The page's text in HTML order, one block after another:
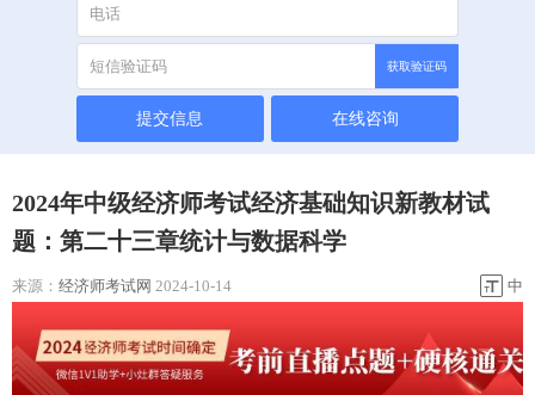
获取验证码
提交信息 在线咨询
2024年中级经济师考试经济基础知识新教材试
题：第二十三章统计与数据科学
来源： 经济师考试网 2024-10-14 中